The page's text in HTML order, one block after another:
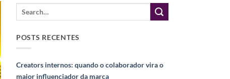
POSTS RECENTES
Creators internos: quando o colaborador vira o
maior influenciador da marca